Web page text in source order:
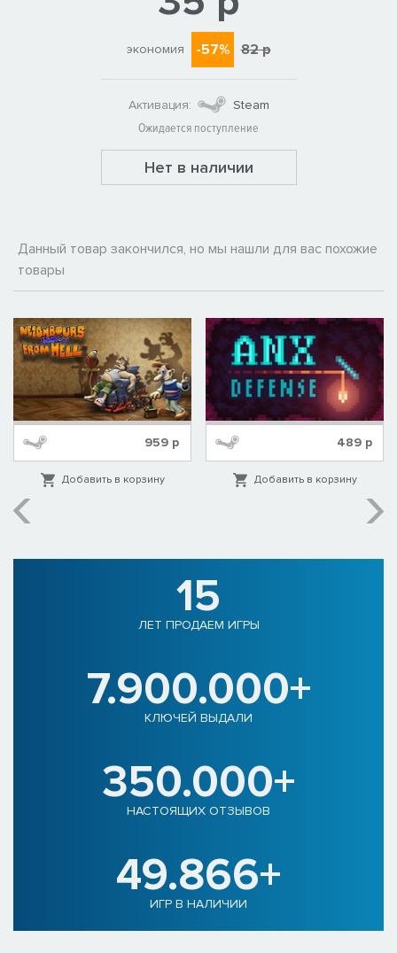
экономия -57% 82 р
Активация:
Steam
Ожидается поступление
Нет в наличии
Данный товар закончился, но мы нашли для вас похожие
товары
959 р
Добавить в корзину
489р
Добавить в корзину
15
ЛЕТ ПРОДАЕМ ИГРЫ
7.900.000+
КЛЮЧЕЙ ВЫДАЛИ
350.000+
НАСТОЯЩИХ ОТЗЫВОВ
49.866+
ИГР В НАЛИЧИИ